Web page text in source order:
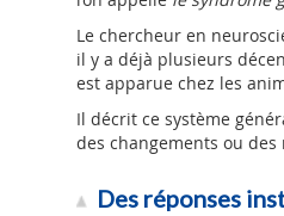
Le chercheur en
il y a déjà plusieurs
est apparue chez les
Il décrit ce système
des changements ou des
Des réponses